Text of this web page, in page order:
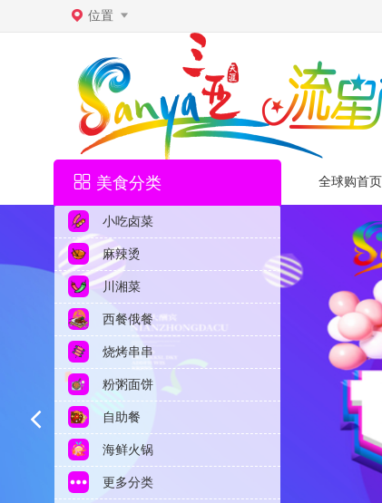
位置
美食分类 全球购首页
小吃卤菜
麻辣烫
川湘菜
西餐俄餐
烧烤串串
粉粥面饼
自助餐
海鲜火锅
更多分类